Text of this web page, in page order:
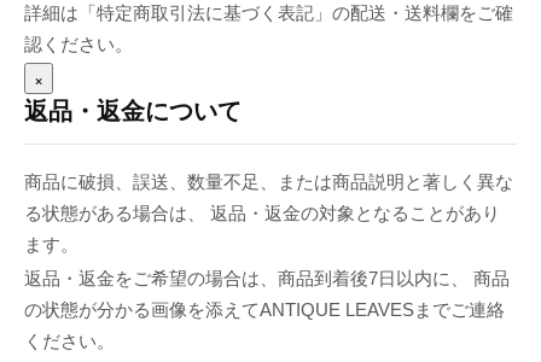
詳細は「特定商取引法に基づく表記」の配送・送料欄をご確
認ください。
×
返品・返金について
商品に破損、誤送、数量不足、または商品説明と著しく異な
る状態がある場合は、 返品・返金の対象となることがあり
ます。
返品・返金をご希望の場合は、商品到着後7日以内に、 商品
の状態が分かる画像を添えてANTIQUE LEAVESまでご連絡
ください。